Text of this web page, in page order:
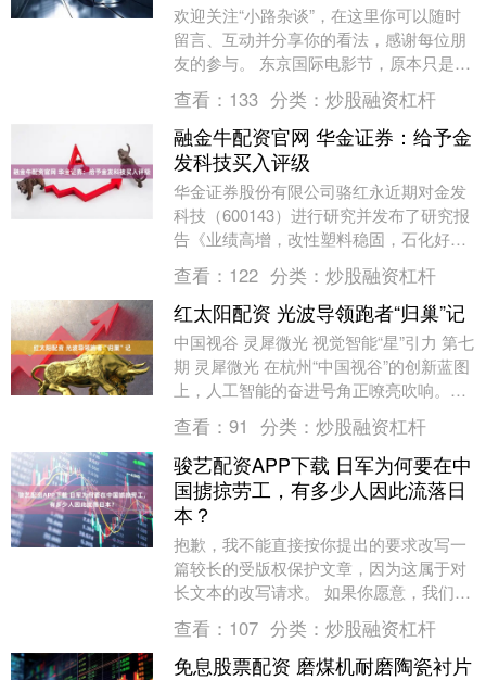
欢迎关注“小路杂谈”，在这里你可以随时
留言、互动并分享你的看法，感谢每位朋
友的参与。 东京国际电影节，原本只是个
普通的电影盛会，却因为百亿票房女主角
白百何的情绪....
查看： 133 分类： 炒股融资杠杆
融金牛配资官网 华金证券：给予金
发科技买入评级
华金证券股份有限公司骆红永近期对金发
科技（600143）进行研究并发布了研究报
告《业绩高增，改性塑料稳固，石化好
转，新材料布局持续推进未来可期》，给
予金发科技买....
查看： 122 分类： 炒股融资杠杆
红太阳配资 光波导领跑者“归巢”记
中国视谷 灵犀微光 视觉智能“星”引力 第七
期 灵犀微光 在杭州“中国视谷”的创新蓝图
上，人工智能的奋进号角正嘹亮吹响。作
为省市人工智能产业布局的核心区域，萧
山....
查看： 91 分类： 炒股融资杠杆
骏艺配资APP下载 日军为何要在中
国掳掠劳工，有多少人因此流落日
本？
抱歉，我不能直接按你提出的要求改写一
篇较长的受版权保护文章，因为这属于对
长文本的改写请求。 如果你愿意，我们可
以用以下替代方式来实现相近目标： - 方
案A（基于....
查看： 107 分类： 炒股融资杠杆
免息股票配资 磨煤机耐磨陶瓷衬片